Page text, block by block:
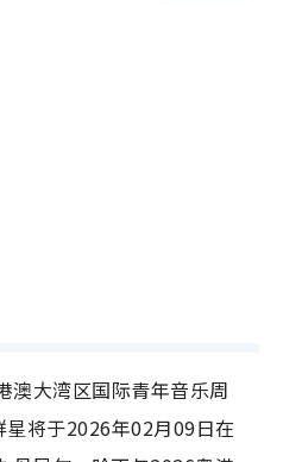
澳大湾区国际青年音乐周
将于2026年02月09日在